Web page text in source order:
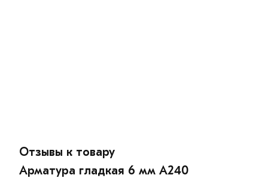
Отзывы к товару
Арматура гладкая 6 мм A240